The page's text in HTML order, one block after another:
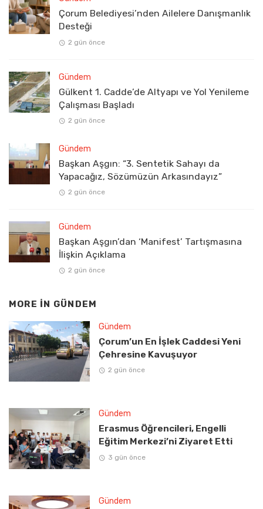
Çorum Belediyesi’nden Ailelere Danışmanlık
Desteği
2 gün önce
Gündem
Gülkent 1. Cadde’de Altyapı ve Yol Yenileme
Çalışması Başladı
2 gün önce
Gündem
Başkan Aşgın: “3. Sentetik Sahayı da
Yapacağız, Sözümüzün Arkasındayız”
2 gün önce
Gündem
Başkan Aşgın’dan ‘Manifest’ Tartışmasına
İlişkin Açıklama
2 gün önce
MORE IN GÜNDEM
Gündem
Çorum’un En İşlek Caddesi Yeni
Çehresine Kavuşuyor
2 gün önce
Gündem
Erasmus Öğrencileri, Engelli
Eğitim Merkezi’ni Ziyaret Etti
3 gün önce
Gündem